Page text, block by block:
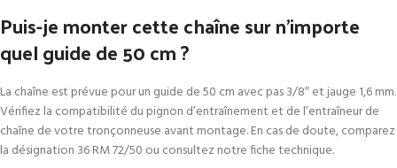
Puis-je monter cette chaîne sur n’importe
quel guide de 50 cm ?
La chaîne est prévue pour un guide de 50 cm avec pas 3/8″ et jauge 1,6 mm.
Vérifiez la compatibilité du pignon d’entraînement et de l’entraîneur de
chaîne de votre tronçonneuse avant montage. En cas de doute, comparez
la désignation 36 RM 72/50 ou consultez notre fiche technique.